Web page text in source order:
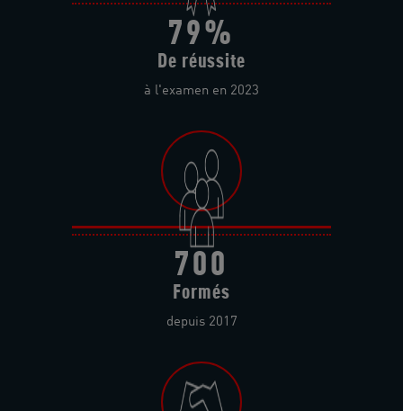
79%
De réussite
à l'examen en 2023
700
Formés
depuis 2017